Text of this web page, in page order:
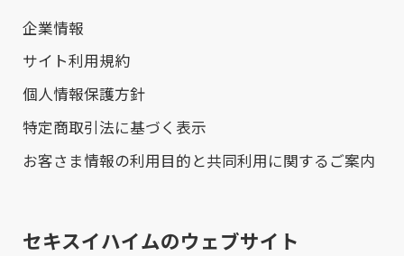
企業情報
サイト利用規約
個人情報保護方針
特定商取引法に基づく表示
お客さま情報の利用目的と共同利用に関するご案内
セキスイハイムのウェブサイト